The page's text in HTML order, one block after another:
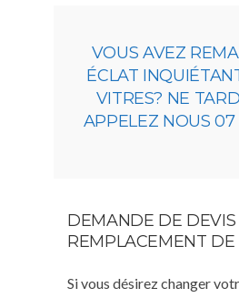
VOUS AVEZ
ÉCLAT
VITRES? NE
APPELEZ NOUS 07
DEMANDE DE
REMPLACEMENT DE
Si vous désirez changer